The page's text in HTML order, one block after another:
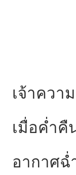
เจ้าควา
เมื่อค่ำคื
อากาศฉ่